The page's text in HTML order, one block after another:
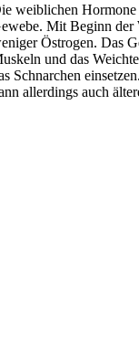
weiblichen Hormone
Mit Beginn der
Östrogen. Das
und das
Schnarchen
allerdings auch